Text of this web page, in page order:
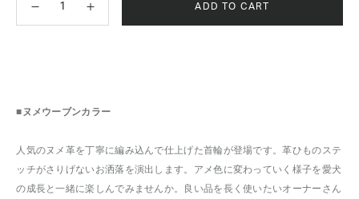
ADD TO CART
■ヌメウーブンカラー
人気のヌメ革を丁寧に編み込んで仕上げた首輪が登場です。革ひものステ
ッチがさりげないお洒落を演出します。アメ色に変わっていく様子を愛犬
の成長と一緒に楽しんでみませんか。良い品を長く使いたいオーナーさん